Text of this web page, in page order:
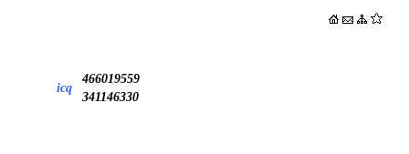
icq
466019559
341146330